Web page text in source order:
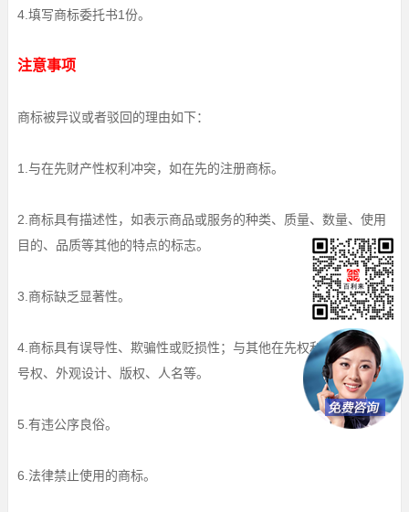
4.填写商标委托书1份。
注意事项
商标被异议或者驳回的理由如下：
1.与在先财产性权利冲突，如在先的注册商标。
2.商标具有描述性，如表示商品或服务的种类、质量、数量、使用
目的、品质等其他的特点的标志。
3.商标缺乏显著性。
4.商标具有误导性、欺骗性或贬损性；与其他在先权利冲突，如商
号权、外观设计、版权、人名等。
5.有违公序良俗。
6.法律禁止使用的商标。